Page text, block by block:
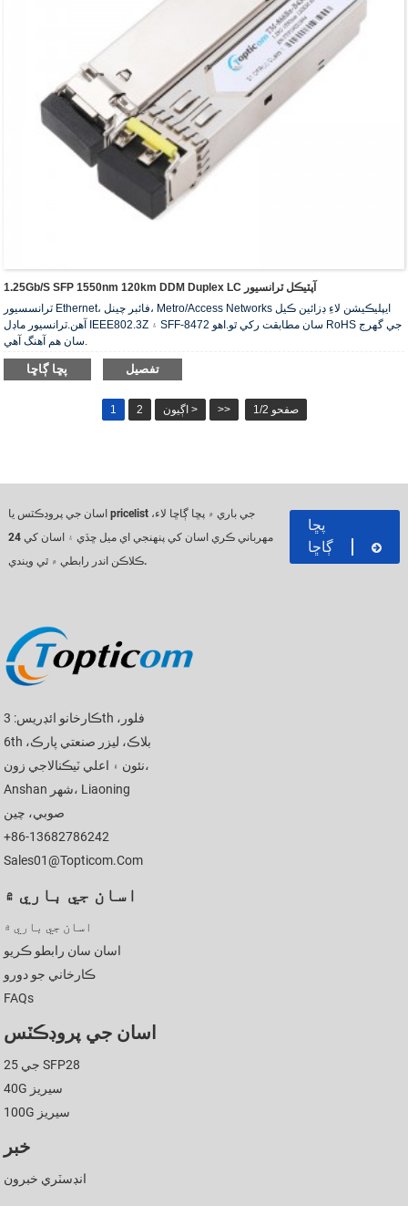
1.25Gb/s SFP 1550nm 120km DDM Duplex LC آپٽيڪل ٽرانسيور
ٽرانسسيور Ethernet، فائبر چينل، Metro/Access Networks ايپليڪيشن لاءِ ڊزائين ڪيل
آهن.ٽرانسيور ماڊل IEEE802.3Z ۽ SFF-8472 سان مطابقت رکي ٿو.اهو RoHS جي گهرج
پڇا ڳاڇا تفصيل
1 2 اڳيون > >> صفحو 1/2
اسان جي پروڊڪٽس يا pricelist جي باري ۾ پڇا ڳاڇا لاء،
مهرباني ڪري اسان کي پنهنجي اي ميل ڇڏي ۽ اسان کي 24
ڪلاڪن اندر رابطي ۾ ٿي ويندي.
پڇا
ڳاڇا
ڪارخانو ائڊريس: 3th فلور،
6th بلاڪ، ليزر صنعتي پارڪ،
نئون ۽ اعلي ٽيڪنالاجي زون،
Anshan شهر، Liaoning
صوبي، چين
+86-13682786242
Sales01@topticom.com
اسان جي باري ۾
اسان جي باري ۾
اسان سان رابطو ڪريو
ڪارخاني جو دورو
FAQs
اسان جي پروڊڪٽس
25 جي SFP28
40G سيريز
100G سيريز
خبر
انڊسٽري خبرون